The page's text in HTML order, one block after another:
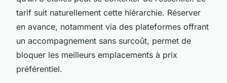
tarif suit naturellement cette hiérarchie. Réserver
en avance, notamment via des plateformes offrant
un accompagnement sans surcoût, permet de
bloquer les meilleurs emplacements à prix
préférentiel.